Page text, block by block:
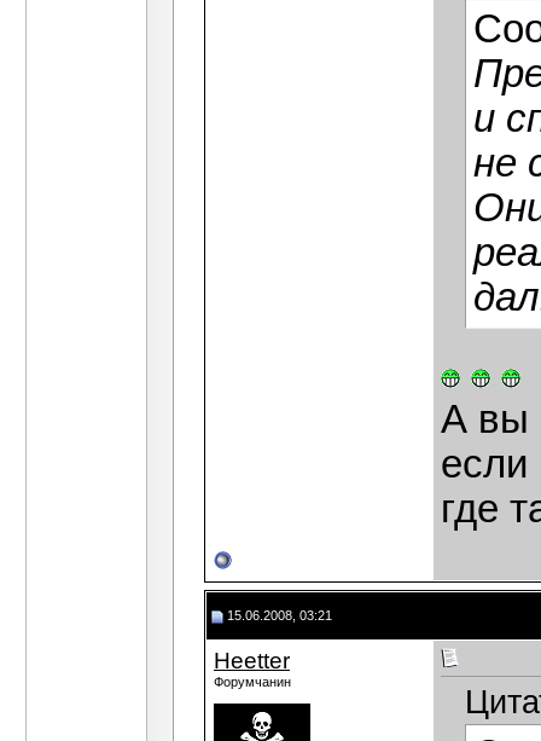
и
не
А вы
если
где
15.06.2008, 03:21
Heetter
Форумчанин